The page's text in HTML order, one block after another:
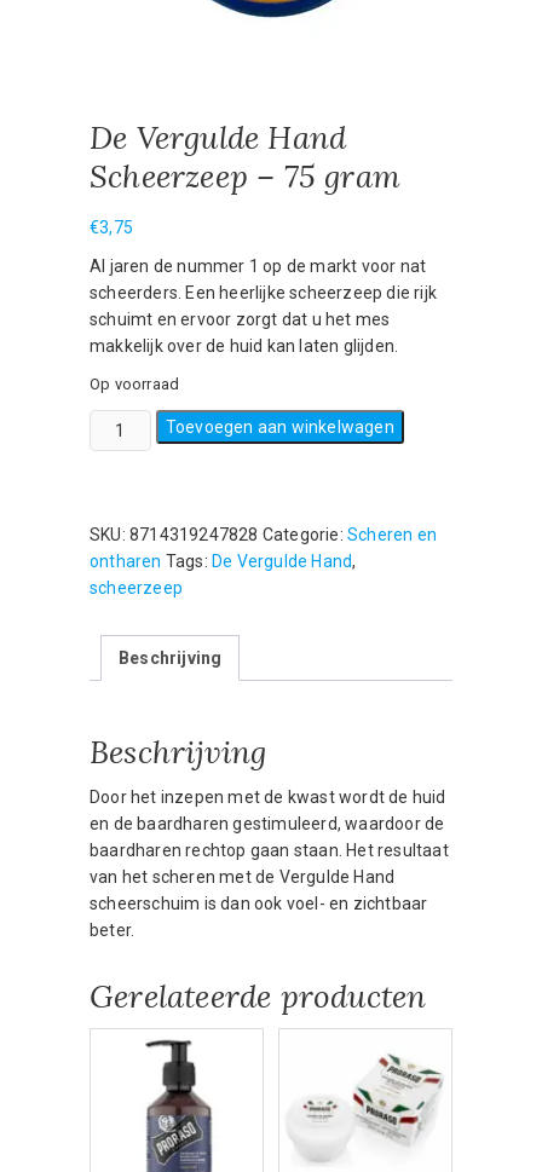
De Vergulde Hand
Scheerzeep – 75 gram
€3,75
Al jaren de nummer 1 op de markt voor nat
scheerders. Een heerlijke scheerzeep die rijk
schuimt en ervoor zorgt dat u het mes
makkelijk over de huid kan laten glijden.
Op voorraad
Vergulde
-
75
gram
Toevoegen aan winkelwagen
SKU: 8714319247828 Categorie:Scheren en
ontharen Tags: De Vergulde Hand,
scheerzeep
Beschrijving
Beschrijving
Door het inzepen met de kwast wordt de huid
en de baardharen gestimuleerd, waardoor de
baardharen rechtop gaan staan. Het resultaat
van het scheren met de Vergulde Hand
scheerschuim is dan ook voel- en zichtbaar
beter.
Gerelateerde producten